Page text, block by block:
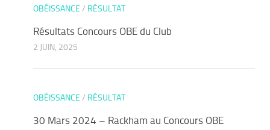
OBÉISSANCE / RÉSULTAT
Résultats Concours OBE du Club
2 JUIN, 2025
OBÉISSANCE / RÉSULTAT
30 Mars 2024 – Rackham au Concours OBE